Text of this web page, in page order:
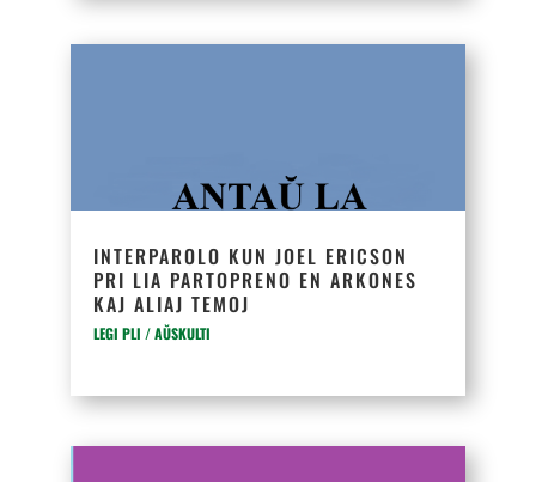
INTERPAROLO KUN JOEL ERICSON
PRI LIA PARTOPRENO EN ARKONES
KAJ ALIAJ TEMOJ
LEGI PLI / AŬSKULTI